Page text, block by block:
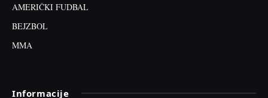
AMERIČKI FUDBAL
BEJZBOL
MMA
Informacije